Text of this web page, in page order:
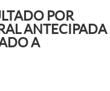
POR
ANTECIPADA
A